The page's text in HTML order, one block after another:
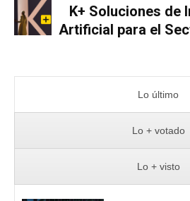
K+ Soluciones de
Artificial para el
Lo último
Lo + votado
Lo + visto